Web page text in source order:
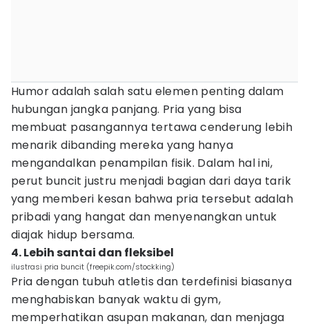
Humor adalah salah satu elemen penting dalam
hubungan jangka panjang. Pria yang bisa
membuat pasangannya tertawa cenderung lebih
menarik dibanding mereka yang hanya
mengandalkan penampilan fisik. Dalam hal ini,
perut buncit justru menjadi bagian dari daya tarik
yang memberi kesan bahwa pria tersebut adalah
pribadi yang hangat dan menyenangkan untuk
diajak hidup bersama.
4. Lebih santai dan fleksibel
ilustrasi pria buncit (freepik.com/stockking)
Pria dengan tubuh atletis dan terdefinisi biasanya
menghabiskan banyak waktu di gym,
memperhatikan asupan makanan, dan menjaga